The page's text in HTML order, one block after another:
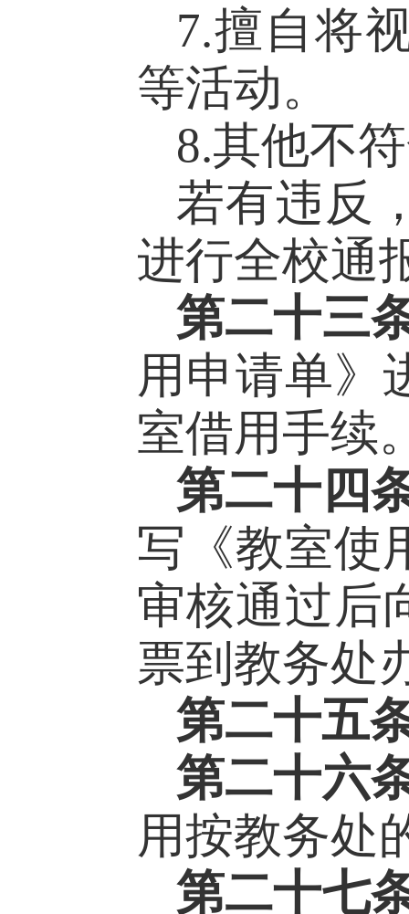
7.擅自将
等活动。
8.其他不
若有违反
进行全校通
第二十三
用申请单》
室借用手续
第二十四
写《教室使
审核通过后
票到教务处
第二十五
第二十六
用按教务处
第二十七